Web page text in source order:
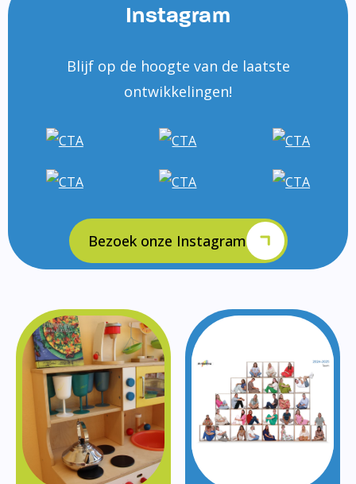
Instagram
Blijf op de hoogte van de laatste
ontwikkelingen!
Bezoek onze Instagram